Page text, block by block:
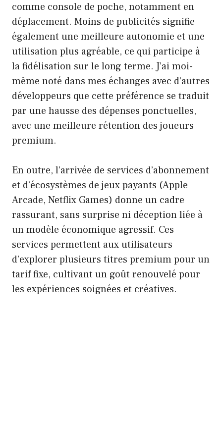
comme console de poche, notamment en
déplacement. Moins de publicités signifie
également une meilleure autonomie et une
utilisation plus agréable, ce qui participe à
la fidélisation sur le long terme. J’ai moi-
même noté dans mes échanges avec d’autres
développeurs que cette préférence se traduit
par une hausse des dépenses ponctuelles,
avec une meilleure rétention des joueurs
premium.
En outre, l’arrivée de services d’abonnement
et d’écosystèmes de jeux payants (Apple
Arcade, Netflix Games) donne un cadre
rassurant, sans surprise ni déception liée à
un modèle économique agressif. Ces
services permettent aux utilisateurs
d’explorer plusieurs titres premium pour un
tarif fixe, cultivant un goût renouvelé pour
les expériences soignées et créatives.